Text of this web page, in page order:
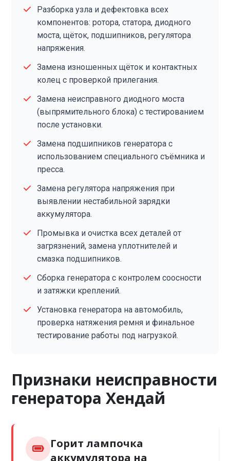
Разборка узла и дефектовка всех
компонентов: ротора, статора, диодного
моста, щёток, подшипников, регулятора
напряжения.
Замена изношенных щёток и контактных
колец с проверкой прилегания.
Замена неисправного диодного моста
(выпрямительного блока) с тестированием
после установки.
Замена подшипников генератора с
использованием специального съёмника и
пресса.
Замена регулятора напряжения при
выявлении нестабильной зарядки
аккумулятора.
Промывка и очистка всех деталей от
загрязнений, замена уплотнителей и
смазка подшипников.
Сборка генератора с контролем соосности
и затяжки креплений.
Установка генератора на автомобиль,
проверка натяжения ремня и финальное
тестирование работы под нагрузкой.
Признаки неисправности
генератора Хендай
Горит лампочка
аккумулятора на